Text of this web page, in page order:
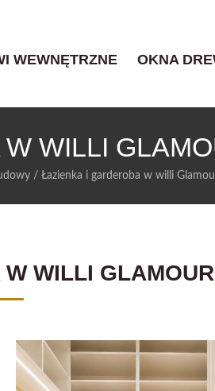
WEWNĘTRZNE OKNA
WILLI
/ Łazienka i garderoba w willi
WILLI